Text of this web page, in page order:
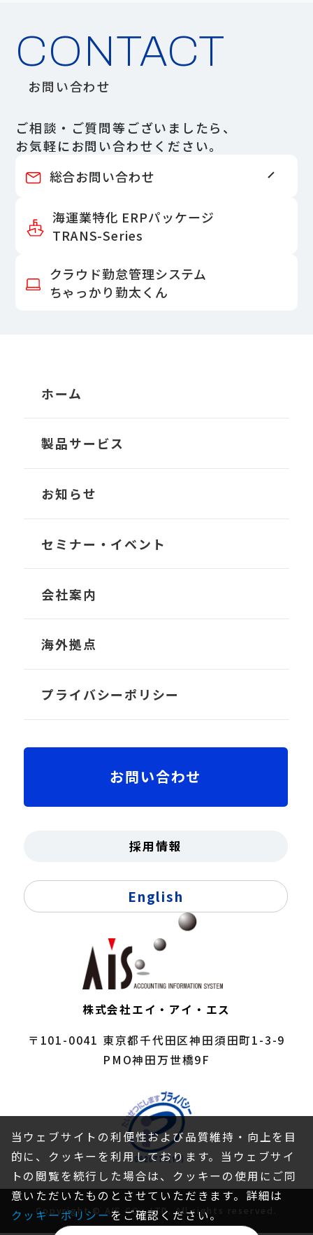
お問い合わせ
CONTACT
ご相談・ご質問等ございましたら、
お気軽にお問い合わせください。
総合お問い合わせ
海運業特化 ERPパッケージ
TRANS-Series
クラウド勤怠管理システム
ちゃっかり勤太くん
株式会社エイ・アイ・エス
〒101-0041 東京都千代田区神田須田町1-3-9
PMO神田万世橋9F
ホーム
製品サービス
TRANS-Account
TRANS-Owner
TRANS-Operator
お知らせ
セミナー・イベント
会社案内
会社概要
社長メッセージ
海外拠点
プライバシーポリシー
お問い合わせ
採用情報
English
Copyright © AIS CO., LTD. All rights reserved.
当ウェブサイトの利便性および品質維持・向上を目
的に、クッキーを利用しております。当ウェブサイ
トの閲覧を続行した場合は、クッキーの使用にご同
意いただいたものとさせていただきます。詳細は
クッキーポリシーをご確認ください。